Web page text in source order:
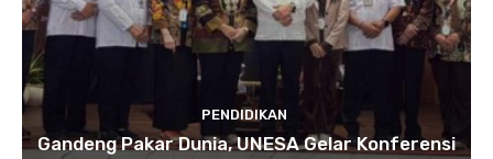
PENDIDIKAN
Gandeng Pakar Dunia, UNESA Gelar Konferensi